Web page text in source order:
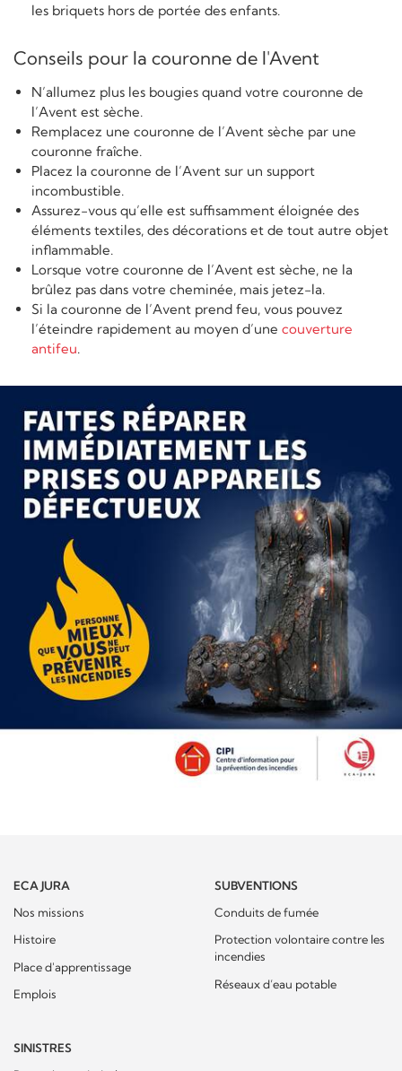
les briquets hors de portée des enfants.
Conseils pour la couronne de l'Avent
N’allumez plus les bougies quand votre couronne de
l’Avent est sèche.
Remplacez une couronne de l’Avent sèche par une
couronne fraîche.
Placez la couronne de l’Avent sur un support
incombustible.
Assurez-vous qu’elle est suffisamment éloignée des
éléments textiles, des décorations et de tout autre objet
inflammable.
Lorsque votre couronne de l’Avent est sèche, ne la
brûlez pas dans votre cheminée, mais jetez-la.
Si la couronne de l’Avent prend feu, vous pouvez
l’éteindre rapidement au moyen d’une couverture
antifeu.
ECA JURA
Nos missions
Histoire
Place d'apprentissage
Emplois
SUBVENTIONS
Conduits de fumée
Protection volontaire contre les
incendies
Réseaux d’eau potable
SINISTRES